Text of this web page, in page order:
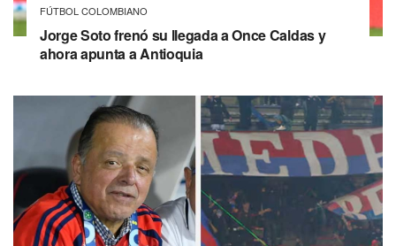
FÚTBOL COLOMBIANO
Jorge Soto frenó su llegada a Once Caldas y
ahora apunta a Antioquia